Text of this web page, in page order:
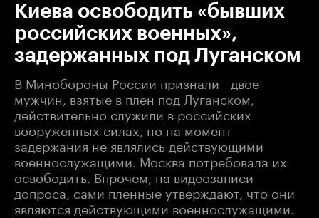
Киева освободить «бывших
российских военных»,
задержанных под Луганском
В Минобороны России признали - двое
мужчин, взятые в плен под Луганском,
действительно служили в российских
вооруженных силах, но на момент
задержания не являлись действующими
военнослужащими. Москва потребовала их
освободить. Впрочем, на видеозаписи
допроса, сами пленные утверждают, что они
являются действующими военнослужащими.